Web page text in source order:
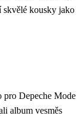
skvělé kousky jako
pro Depeche Mode
album vesměs